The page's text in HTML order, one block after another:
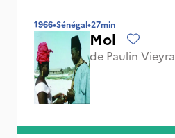
1966•Sénégal•27min
Mol
de Paulin Vieyra